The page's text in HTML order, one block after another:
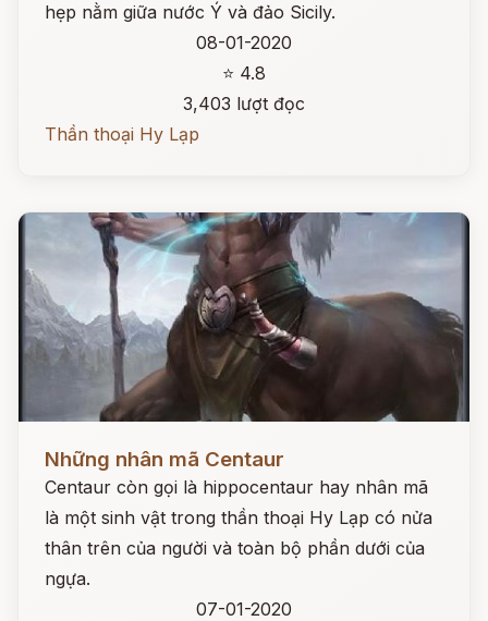
hẹp nằm giữa nước Ý và đảo Sicily.
08-01-2020
⭐ 4.8
3,403 lượt đọc
Thần thoại Hy Lạp
Những nhân mã Centaur
Centaur còn gọi là hippocentaur hay nhân mã
là một sinh vật trong thần thoại Hy Lạp có nửa
thân trên của người và toàn bộ phần dưới của
ngựa.
07-01-2020